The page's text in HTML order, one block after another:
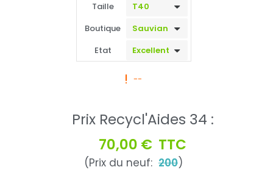
Taille
Boutique
Etat
--
Prix Recycl'Aides 34 :
70,00 € TTC
(Prix du neuf: 200)